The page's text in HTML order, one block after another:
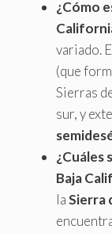
¿Cómo
variado.
(que
Sierras
sur, y
¿Cuáles
Baja
laSierra